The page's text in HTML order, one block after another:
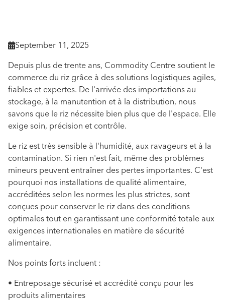
September 11, 2025
Depuis plus de trente ans, Commodity Centre soutient le
commerce du riz grâce à des solutions logistiques agiles,
fiables et expertes. De l'arrivée des importations au
stockage, à la manutention et à la distribution, nous
savons que le riz nécessite bien plus que de l'espace. Elle
exige soin, précision et contrôle.
Le riz est très sensible à l'humidité, aux ravageurs et à la
contamination. Si rien n'est fait, même des problèmes
mineurs peuvent entraîner des pertes importantes. C'est
pourquoi nos installations de qualité alimentaire,
accréditées selon les normes les plus strictes, sont
conçues pour conserver le riz dans des conditions
optimales tout en garantissant une conformité totale aux
exigences internationales en matière de sécurité
alimentaire.
Nos points forts incluent :
• Entreposage sécurisé et accrédité conçu pour les
produits alimentaires